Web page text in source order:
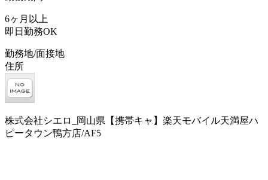
6ヶ月以上
即日勤務OK
勤務地/面接地
住所
株式会社シエロ_岡山県【携帯キャ】楽天モバイル天満屋ハ
ピータウン鴨方店/AF5